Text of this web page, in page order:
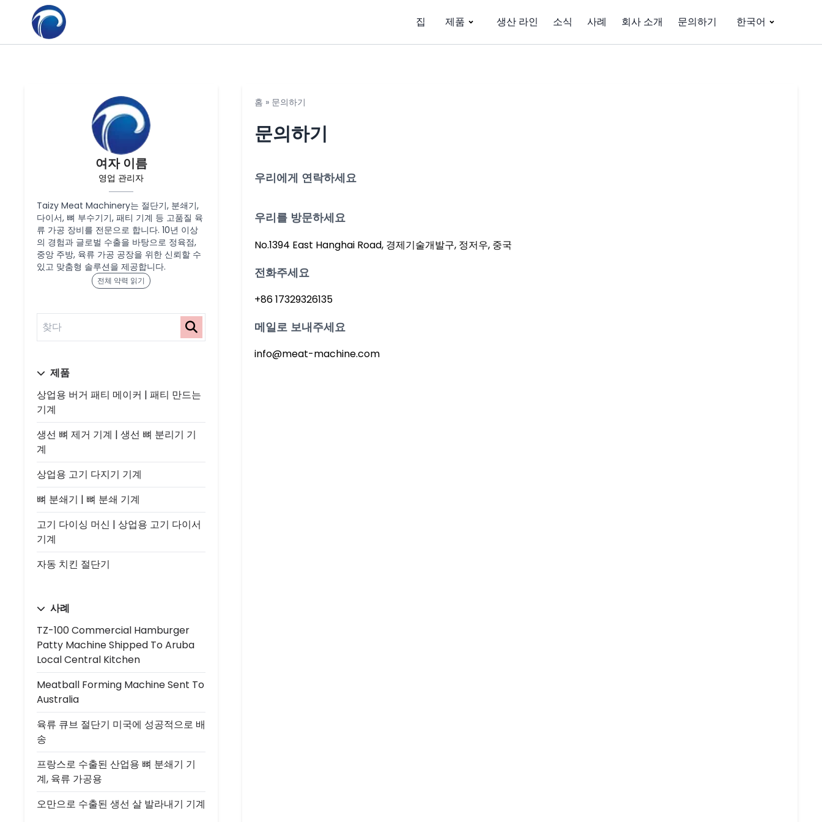
집 제품 생산 라인 소식 사례 회사 소개 문의하기 한국어
여자 이름
영업 관리자
Taizy Meat Machinery는 절단기, 분쇄기,
다이서, 뼈 부수기기, 패티 기계 등 고품질 육
류 가공 장비를 전문으로 합니다. 10년 이상
의 경험과 글로벌 수출을 바탕으로 정육점,
중앙 주방, 육류 가공 공장을 위한 신뢰할 수
있고 맞춤형 솔루션을 제공합니다.
전체 약력 읽기
제품
상업용 버거 패티 메이커 | 패티 만드는
기계
생선 뼈 제거 기계 | 생선 뼈 분리기 기
계
상업용 고기 다지기 기계
뼈 분쇄기 | 뼈 분쇄 기계
고기 다이싱 머신 | 상업용 고기 다이서
기계
자동 치킨 절단기
사례
TZ-100 Commercial Hamburger
Patty Machine Shipped To Aruba
Local Central Kitchen
Meatball Forming Machine Sent To
Australia
육류 큐브 절단기 미국에 성공적으로 배
송
프랑스로 수출된 산업용 뼈 분쇄기 기
계, 육류 가공용
오만으로 수출된 생선 살 발라내기 기계
홈 » 문의하기
문의하기
우리에게 연락하세요
우리를 방문하세요
No.1394 East Hanghai Road, 경제기술개발구, 정저우, 중국
전화주세요
+86 17329326135
메일로 보내주세요
info@meat-machine.com